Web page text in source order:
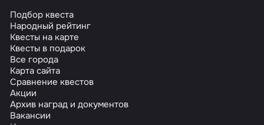
Подбор квеста
Народный рейтинг
Квесты на карте
Квесты в подарок
Все города
Карта сайта
Сравнение квестов
Акции
Архив наград и документов
Вакансии